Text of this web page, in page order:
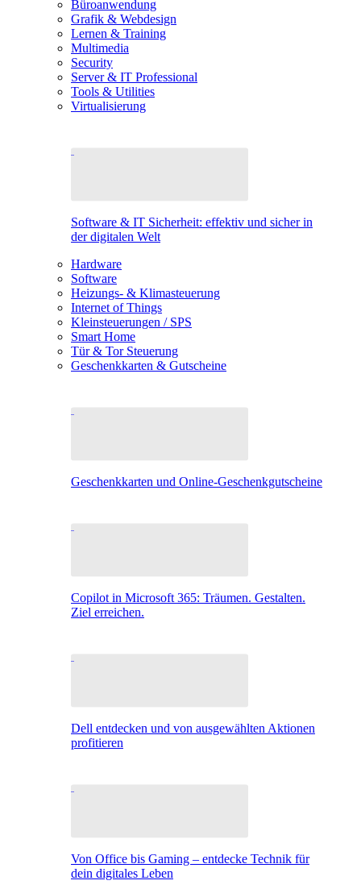
Büroanwendung
Grafik & Webdesign
Lernen & Training
Multimedia
Security
Server & IT Professional
Tools & Utilities
Virtualisierung
Software & IT Sicherheit: effektiv und sicher in
der digitalen Welt
Hardware
Software
Heizungs- & Klimasteuerung
Internet of Things
Kleinsteuerungen / SPS
Smart Home
Tür & Tor Steuerung
Geschenkkarten & Gutscheine
Geschenkkarten und Online-Geschenkgutscheine
Copilot in Microsoft 365: Träumen. Gestalten.
Ziel erreichen.
Dell entdecken und von ausgewählten Aktionen
profitieren
Von Office bis Gaming – entdecke Technik für
dein digitales Leben